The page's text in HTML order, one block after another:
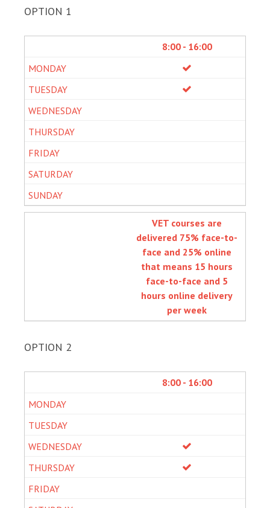
OPTION 1
8:00 - 16:00
VET courses are
delivered 75% face-to-
face and 25% online
that means 15 hours
face-to-face and 5
hours online delivery
per week
OPTION 2
8:00 - 16:00